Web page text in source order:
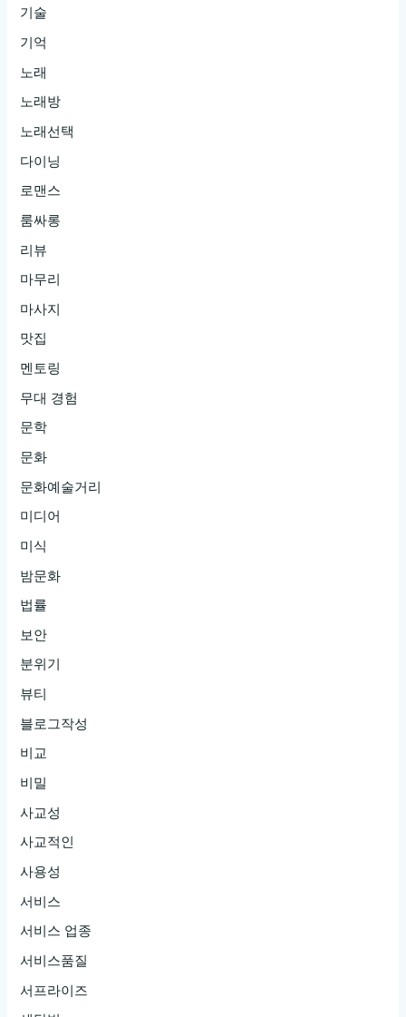
기술
기억
노래
노래방
노래선택
다이닝
로맨스
룸싸롱
리뷰
마무리
마사지
맛집
멘토링
무대 경험
문학
문화
문화예술거리
미디어
미식
밤문화
법률
보안
분위기
뷰티
블로그작성
비교
비밀
사교성
사교적인
사용성
서비스
서비스 업종
서비스품질
서프라이즈